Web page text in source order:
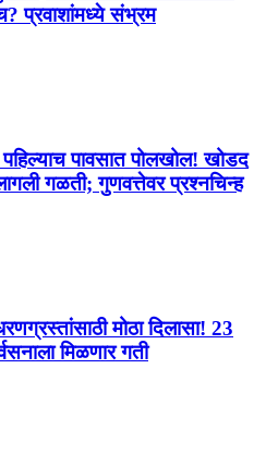
प्रवाशांमध्ये संभ्रम
पहिल्याच पावसात पोलखोल! खोडद
गळती; गुणवत्तेवर प्रश्नचिन्ह
मोठा दिलासा! 23
मिळणार गती